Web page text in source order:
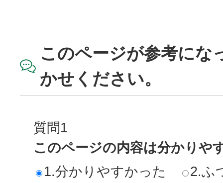
このページが参考にな
かせください。
質問1
このページの内容は分かりや
1.分かりやすかった
2.ふ